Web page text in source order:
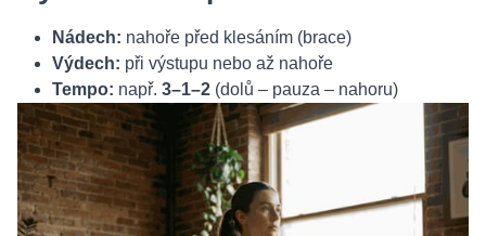
Nádech: nahoře před klesáním (brace)
Výdech: při výstupu nebo až nahoře
Tempo: např. 3–1–2 (dolů – pauza – nahoru)